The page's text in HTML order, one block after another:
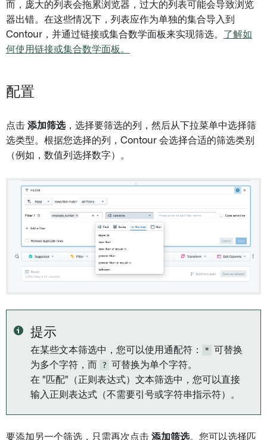
而，庞大的列表会拖累浏览器，过大的列表可能会导致浏览
器出错。在这些情况下，列表应作为单独的集合导入到
Contour，并通过链接或集合数学面板来实现筛选。 了解如
何使用链接或集合数学面板。
配置
点击 添加筛选，选择要筛选的列，然后从下拉菜单中选择筛
选类型。根据您选择的列，Contour 会选择合适的筛选类别
（例如，数值列选择数字）。
提示
在某些文本筛选中，您可以使用通配符： * 可替换
为多个字符，而 ? 可替换为单个字符。
在 "匹配"（正则表达式）文本筛选中，您可以直接
输入正则表达式（不需要引号或字符串指示符）。
要添加另一个筛选，只需再次点击 添加筛选。您可以选择匹